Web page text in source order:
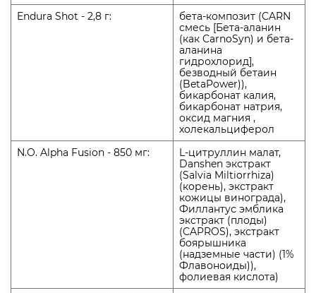
Endura Shot - 2,8 г:
бета-композит (CARN
смесь [Бета-аланин
(как CarnoSyn) и бета-
аланина
гидрохлорид],
безводный бетаин
(BetaPower)),
бикарбонат калия,
бикарбонат натрия,
оксид магния ,
холекальциферол
N.O. Alpha Fusion - 850 мг:
L-цитруллин малат,
Danshen экстракт
(Salvia Miltiorrhiza)
(корень), экстракт
кожицы винограда),
Филлантус эмблика
экстракт (плоды)
(CAPROS), экстракт
боярышника
(надземные части) (1%
Флавоноиды)),
фолиевая кислота)